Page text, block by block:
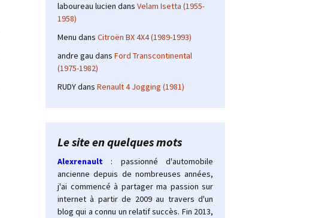
laboureau lucien dans Velam Isetta (1955-
1958)
Menu dans Citroën BX 4X4 (1989-1993)
andre gau dans Ford Transcontinental
(1975-1982)
RUDYdans Renault 4 Jogging (1981)
Le site en quelques mots
Alexrenault
: passionné d'automobile
ancienne depuis de nombreuses années,
j'ai commencé à partager ma passion sur
internet à partir de 2009 au travers d'un
blog qui a connu un relatif succès. Fin 2013,